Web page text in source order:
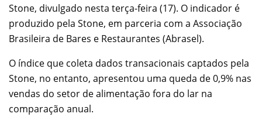
Stone, divulgado nesta terça-feira (17). O indicador é
produzido pela Stone, em parceria com a Associação
Brasileira de Bares e Restaurantes (Abrasel).
O índice que coleta dados transacionais captados pela
Stone, no entanto, apresentou uma queda de 0,9% nas
vendas do setor de alimentação fora do lar na
comparação anual.